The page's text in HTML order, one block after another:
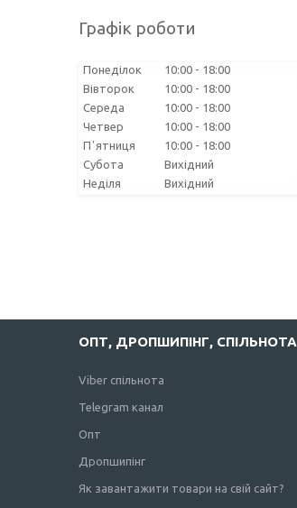
Графік роботи
Понеділок 10:00
18:00
Вівторок
10:00
18:00
Середа
10:00
18:00
Четвер
10:00
18:00
Пʼятниця
10:00
18:00
Субота
Вихідний
Неділя
Вихідний
ОПТ, ДРОПШИПІНГ, СПІЛЬНОТА
Viber спільнота
Telegram канал
Опт
Дропшипінг
Як завантажити товари на свій сайт?